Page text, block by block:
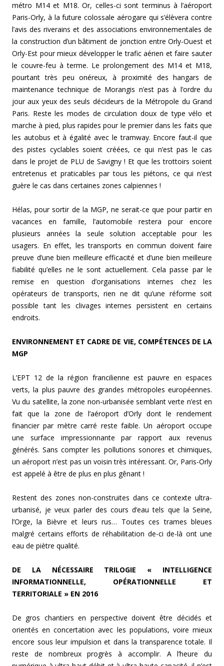
métro M14 et M18. Or, celles-ci sont terminus à l’aéroport
Paris-Orly, à la future colossale aérogare qui s’élèvera contre
l’avis des riverains et des associations environnementales de
la construction d’un bâtiment de jonction entre Orly-Ouest et
Orly-Est pour mieux développer le trafic aérien et faire sauter
le couvre-feu à terme. Le prolongement des M14 et M18,
pourtant très peu onéreux, à proximité des hangars de
maintenance technique de Morangis n’est pas à l’ordre du
jour aux yeux des seuls décideurs de la Métropole du Grand
Paris. Reste les modes de circulation doux de type vélo et
marche à pied, plus rapides pour le premier dans les faits que
les autobus et à égalité avec le tramway. Encore faut-il que
des pistes cyclables soient créées, ce qui n’est pas le cas
dans le projet de PLU de Savigny ! Et que les trottoirs soient
entretenus et praticables par tous les piétons, ce qui n’est
guère le cas dans certaines zones calpiennes !
Hélas, pour sortir de la MGP, ne serait-ce que pour partir en
vacances en famille, l’automobile restera pour encore
plusieurs années la seule solution acceptable pour les
usagers. En effet, les transports en commun doivent faire
preuve d’une bien meilleure efficacité et d’une bien meilleure
fiabilité qu’elles ne le sont actuellement. Cela passe par le
remise en question d’organisations internes chez les
opérateurs de transports, rien ne dit qu’une réforme soit
possible tant les clivages internes persistent en certains
endroits.
ENVIRONNEMENT ET CADRE DE VIE, COMPÉTENCES DE LA
MGP
L’EPT 12 de la région francilienne est pauvre en espaces
verts, la plus pauvre des grandes métropoles européennes.
Vu du satellite, la zone non-urbanisée semblant verte n’est en
fait que la zone de l’aéroport d’Orly dont le rendement
financier par mètre carré reste faible. Un aéroport occupe
une surface impressionnante par rapport aux revenus
générés. Sans compter les pollutions sonores et chimiques,
un aéroport n’est pas un voisin très intéressant. Or, Paris-Orly
est appelé à être de plus en plus gênant !
Restent des zones non-construites dans ce contexte ultra-
urbanisé, je veux parler des cours d’eau tels que la Seine,
l’Orge, la Bièvre et leurs rus… Toutes ces trames bleues
malgré certains efforts de réhabilitation de-ci de-là ont une
eau de piètre qualité.
DE LA NÉCESSAIRE TRILOGIE « INTELLIGENCE
INFORMATIONNELLE, OPÉRATIONNELLE ET
TERRITORIALE » EN 2016
De gros chantiers en perspective doivent être décidés et
orientés en concertation avec les populations, voire mieux
encore sous leur impulsion et dans la transparence totale. Il
reste de nombreux progrès à accomplir. A l’heure du